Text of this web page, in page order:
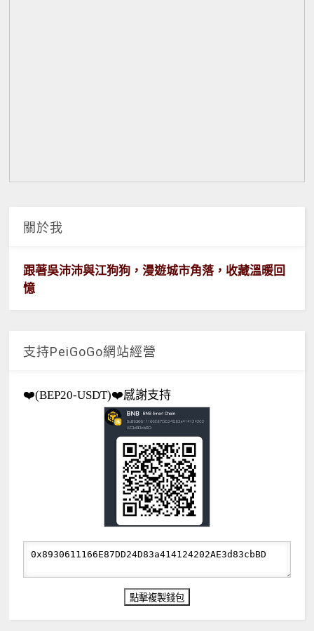
關於我
跟著吳沛沛與江狗狗，漫遊城市角落，收藏溫暖回
憶
支持PeiGoGo網站經營
❤️(BEP20-USDT)❤️感謝支持